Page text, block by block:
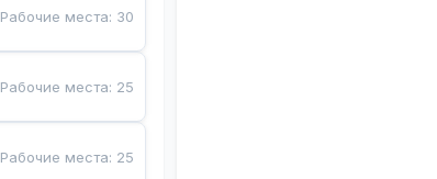
Рабочие места: 30
Рабочие места: 25
Рабочие места: 25